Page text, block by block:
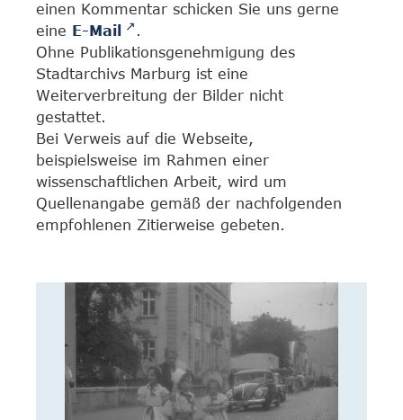
einen Kommentar schicken Sie uns gerne
eine E-Mail
.
Ohne Publikationsgenehmigung des
Stadtarchivs Marburg ist eine
Weiterverbreitung der Bilder nicht
gestattet.
Bei Verweis auf die Webseite,
beispielsweise im Rahmen einer
wissenschaftlichen Arbeit, wird um
Quellenangabe gemäß der nachfolgenden
empfohlenen Zitierweise gebeten.